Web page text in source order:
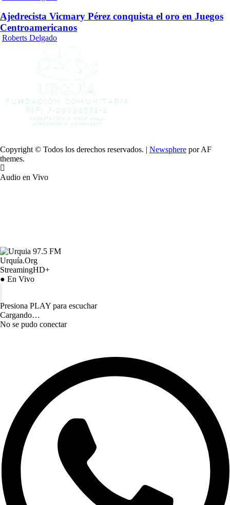
Ajedrecista Vicmary Pérez conquista el oro en Juegos
Centroamericanos
Roberts Delgado
Copyright © Todos los derechos reservados. | Newsphere por AF
themes.
Audio en Vivo
Urquía.Org
StreamingHD+
● En Vivo
Presiona PLAY para escuchar
Cargando…
No se pudo conectar